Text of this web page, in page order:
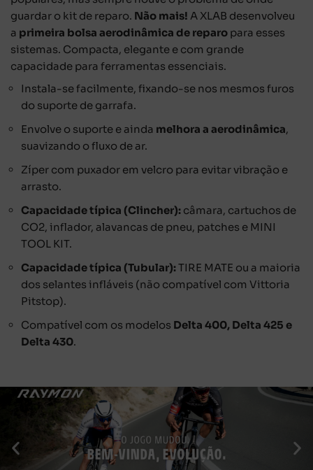
guardar o kit de reparo. Não mais! A XLAB desenvolveu
a primeira bolsa aerodinâmica de reparo para esses
sistemas. Compacta, elegante e com grande
capacidade para ferramentas essenciais.
Instala-se facilmente, fixando-se nos mesmos furos
do suporte de garrafa.
Envolve o suporte e ainda melhora a aerodinâmica,
suavizando o fluxo de ar.
Zíper com puxador em velcro para evitar vibração e
arrasto.
Capacidade típica (Clincher): câmara, cartuchos de
CO2, inflador, alavancas de pneu, patches e MINI
TOOL KIT.
Capacidade típica (Tubular):TIRE MATE ou a maioria
dos selantes infláveis (não compatível com Vittoria
Pitstop).
Compatível com os modelos Delta 400, Delta 425 e
Delta 430.